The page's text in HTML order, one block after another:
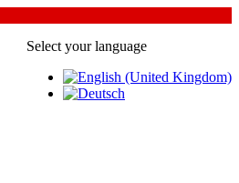
Select your language